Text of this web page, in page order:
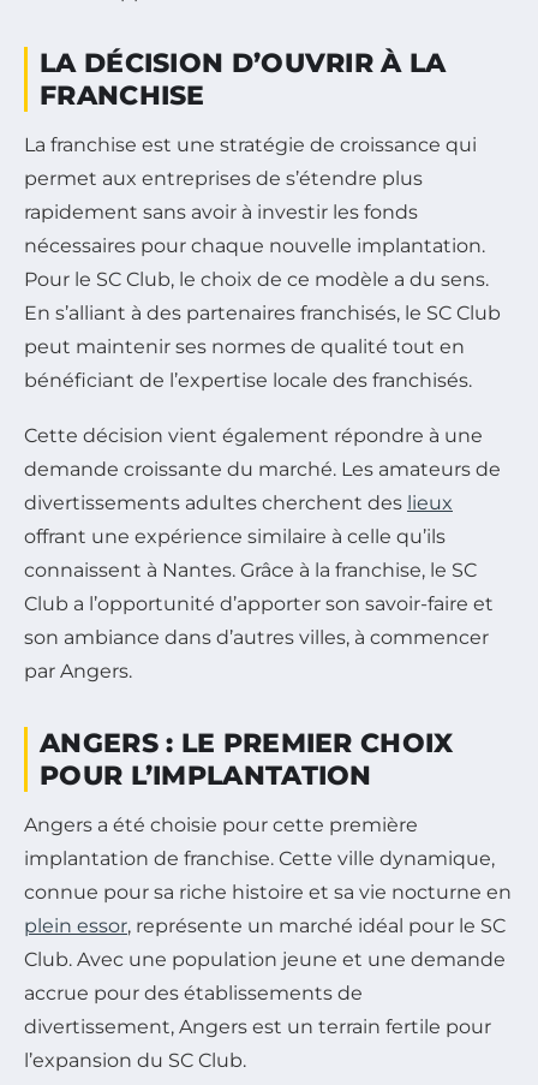
LA DÉCISION D’OUVRIR À LA
FRANCHISE
La franchise est une stratégie de croissance qui
permet aux entreprises de s’étendre plus
rapidement sans avoir à investir les fonds
nécessaires pour chaque nouvelle implantation.
Pour le SC Club, le choix de ce modèle a du sens.
En s’alliant à des partenaires franchisés, le SC Club
peut maintenir ses normes de qualité tout en
bénéficiant de l’expertise locale des franchisés.
Cette décision vient également répondre à une
demande croissante du marché. Les amateurs de
divertissements adultes cherchent des lieux
offrant une expérience similaire à celle qu’ils
connaissent à Nantes. Grâce à la franchise, le SC
Club a l’opportunité d’apporter son savoir-faire et
son ambiance dans d’autres villes, à commencer
par Angers.
ANGERS : LE PREMIER CHOIX
POUR L’IMPLANTATION
Angers a été choisie pour cette première
implantation de franchise. Cette ville dynamique,
connue pour sa riche histoire et sa vie nocturne en
plein essor, représente un marché idéal pour le SC
Club. Avec une population jeune et une demande
accrue pour des établissements de
divertissement, Angers est un terrain fertile pour
l’expansion du SC Club.